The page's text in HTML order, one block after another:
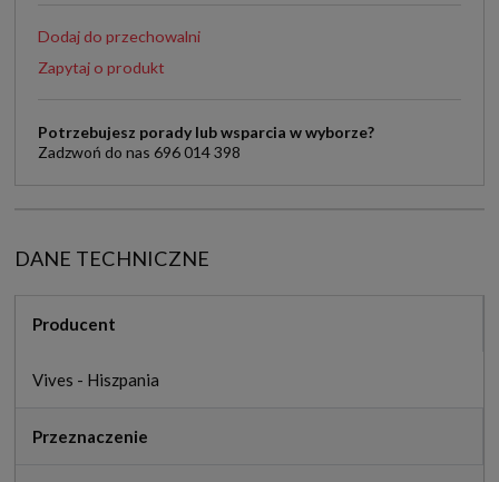
Dodaj do przechowalni
Zapytaj o produkt
Potrzebujesz porady lub wsparcia w wyborze?
Zadzwoń do nas 696 014 398
DANE TECHNICZNE
Producent
Vives - Hiszpania
Przeznaczenie